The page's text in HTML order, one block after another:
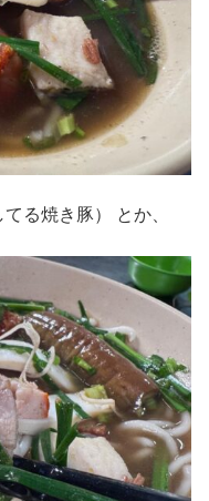
る焼き豚） とか、